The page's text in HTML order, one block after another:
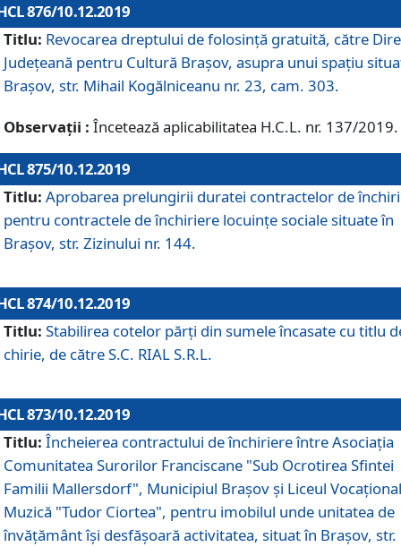
876/10.12.2019
Titlu: Revocarea dreptului de folosinţă gratuită, către
Judeţeană pentru Cultură Braşov, asupra unui spaţiu
Braşov, str. Mihail Kogălniceanu nr. 23, cam. 303.
Observații : Încetează aplicabilitatea H.C.L. nr. 137/2019.
875/10.12.2019
Titlu: Aprobarea prelungirii duratei contractelor de
pentru contractele de închiriere locuinţe sociale situate în
Braşov, str. Zizinului nr. 144.
874/10.12.2019
Titlu: Stabilirea cotelor părți din sumele încasate cu titlu
chirie, de către S.C. RIAL S.R.L.
873/10.12.2019
Titlu: Încheierea contractului de închiriere între Asociația
Comunitatea Surorilor Franciscane "Sub Ocrotirea Sfintei
Familii Mallersdorf", Municipiul Braşov şi Liceul
Muzică "Tudor Ciortea", pentru imobilul unde unitatea de
învățământ îşi desfăşoară activitatea, situat în Braşov, str.